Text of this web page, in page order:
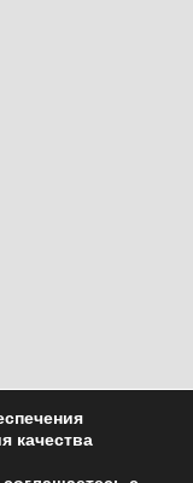
качества